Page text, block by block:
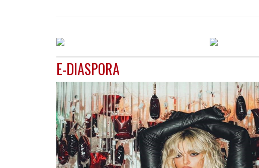
E-DIASPORA